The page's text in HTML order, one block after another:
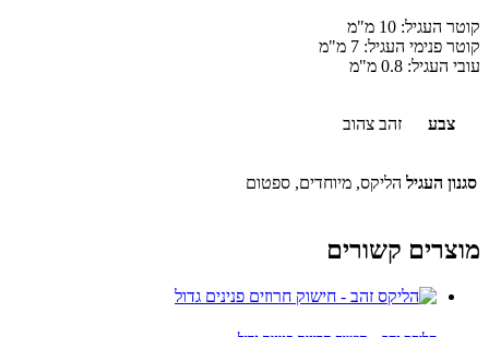
קוטר העגיל: 10 מ"מ
קוטר פנימי העגיל: 7 מ"מ
עובי העגיל: 0.8 מ"מ
צבע זהב צהוב
סגנון העגיל הליקס, מיוחדים, ספטום
מוצרים קשורים